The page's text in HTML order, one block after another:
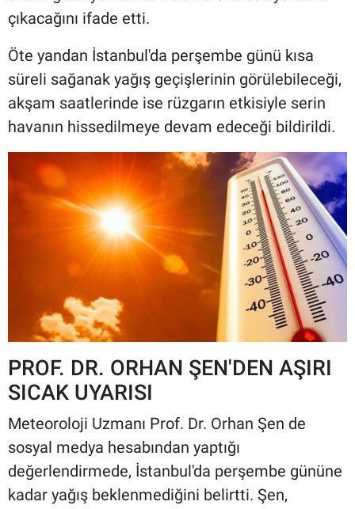
çıkacağını ifade etti.
Öte yandan İstanbul'da perşembe günü kısa
süreli sağanak yağış geçişlerinin görülebileceği,
akşam saatlerinde ise rüzgarın etkisiyle serin
havanın hissedilmeye devam edeceği bildirildi.
PROF. DR. ORHAN ŞEN'DEN AŞIRI
SICAK UYARISI
Meteoroloji Uzmanı Prof. Dr. Orhan Şen de
sosyal medya hesabından yaptığı
değerlendirmede, İstanbul'da perşembe gününe
kadar yağış beklenmediğini belirtti. Şen,